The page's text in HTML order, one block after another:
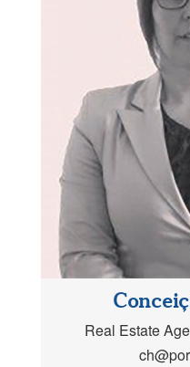
Real Estate